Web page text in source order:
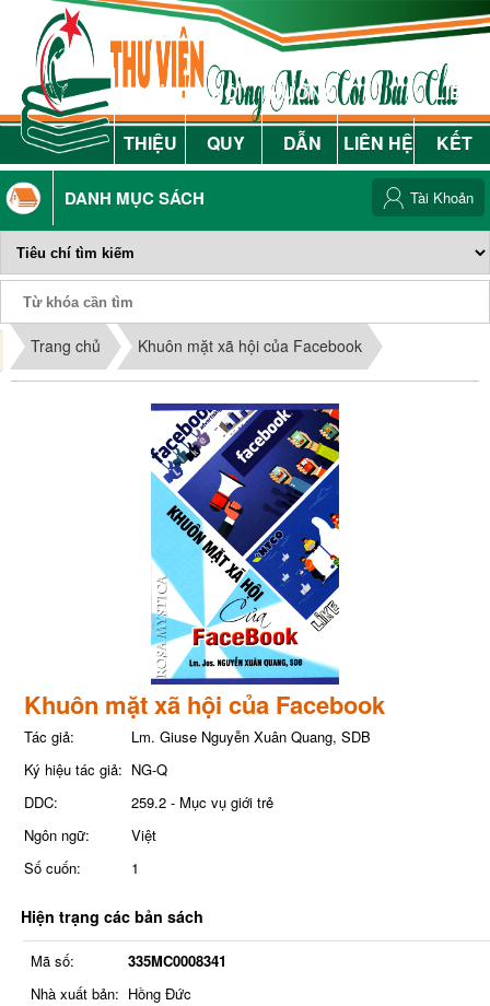
GIỚI
THIỆU
NỘI
QUY
HƯỚNG
DẪN
LIÊN HỆ
LIÊN
KẾT
DANH MỤC SÁCH
Phiếu Sách
Tài Khoản
Trang chủ Khuôn mặt xã hội của Facebook
Khuôn mặt xã hội của Facebook
Tác giả:
Lm. Giuse Nguyễn Xuân Quang, SDB
Ký hiệu tác giả: NG-Q
DDC:
259.2 - Mục vụ giới trẻ
Ngôn ngữ:
Việt
Số cuốn:
1
Hiện trạng các bản sách
Mã số:
335MC0008341
Nhà xuất bản: Hồng Đức